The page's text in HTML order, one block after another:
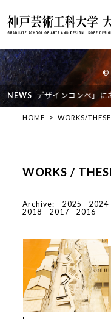
NEWS
ザインコンペ」におい
©
HOME WORKS/
WORKS /
Archive: 2025 2024
2018
2017 2016